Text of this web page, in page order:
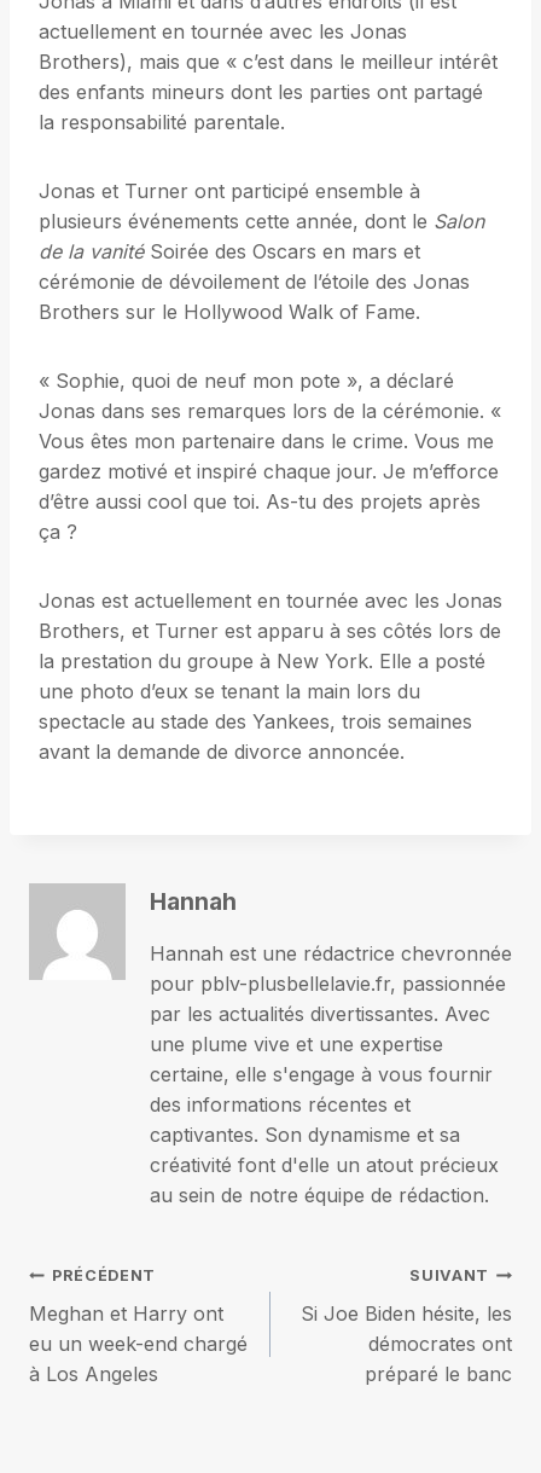
actuellement en tournée avec les Jonas
Brothers), mais que « c’est dans le meilleur intérêt
des enfants mineurs dont les parties ont partagé
la responsabilité parentale.
Jonas et Turner ont participé ensemble à
plusieurs événements cette année, dont le Salon
de la vanitéSoirée des Oscars en mars et
cérémonie de dévoilement de l’étoile des Jonas
Brothers sur le Hollywood Walk of Fame.
« Sophie, quoi de neuf mon pote », a déclaré
Jonas dans ses remarques lors de la cérémonie. «
Vous êtes mon partenaire dans le crime. Vous me
gardez motivé et inspiré chaque jour. Je m’efforce
d’être aussi cool que toi. As-tu des projets après
ça ?
Jonas est actuellement en tournée avec les Jonas
Brothers, et Turner est apparu à ses côtés lors de
la prestation du groupe à New York. Elle a posté
une photo d’eux se tenant la main lors du
spectacle au stade des Yankees, trois semaines
avant la demande de divorce annoncée.
Hannah
Hannah est une rédactrice chevronnée
pour pblv-plusbellelavie.fr, passionnée
par les actualités divertissantes. Avec
une plume vive et une expertise
certaine, elle s'engage à vous fournir
des informations récentes et
captivantes. Son dynamisme et sa
créativité font d'elle un atout précieux
au sein de notre équipe de rédaction.
Navigation
de
l’article
PRÉCÉDENT
Meghan et Harry ont
eu un week-end chargé
à Los Angeles
SUIVANT
Si Joe Biden hésite, les
démocrates ont
préparé le banc